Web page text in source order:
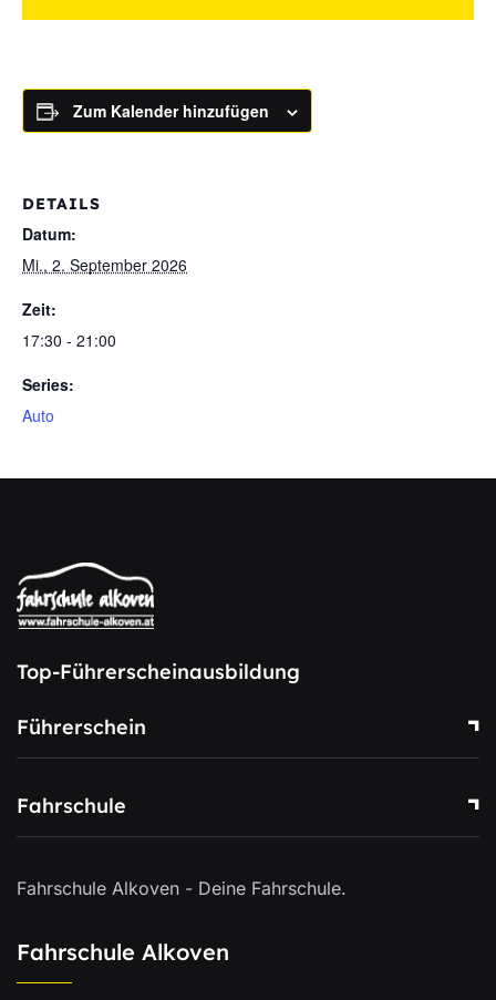
Zum Kalender hinzufügen
DETAILS
Datum:
Mi., 2. September 2026
Zeit:
17:30 - 21:00
Series:
Auto
Top-Führerscheinausbildung
Führerschein
Fahrschule
Fahrschule Alkoven - Deine Fahrschule.
Fahrschule Alkoven